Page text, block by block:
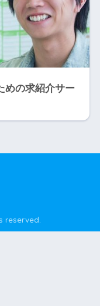
めの求紹介サー
reserved.